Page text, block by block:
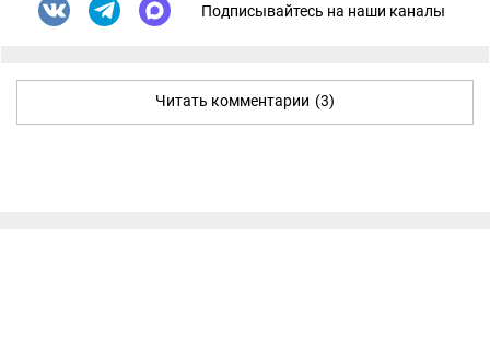
Подписывайтесь на наши каналы
Читать комментарии (3)